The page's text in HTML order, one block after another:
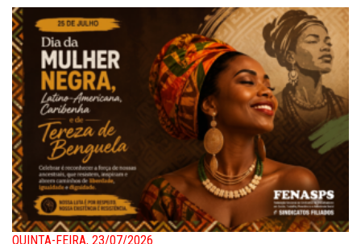
QUINTA-FEIRA, 23/07/2026